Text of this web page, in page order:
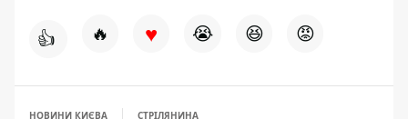
👍 🔥 ♥ 😭 😆 😡
НОВИНИ КИЄВА СТРІЛЯНИНА